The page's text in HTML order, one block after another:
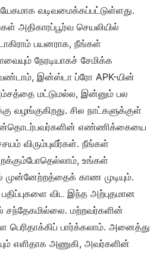
வடிவமைக்கப்பட்டுள்ளது.
அதிகாரப்பூர்வ செயலியில்
பயனராக, நீங்கள்
நேரடியாகச் சேமிக்க
இன்ஸ்டா ப்ரோ APK-யின்
மட்டுமல்ல, இன்னும் பல
வழங்குகிறது. சில நாட்களுக்குள்
எண்ணிக்கையை
விரும்புவீர்கள். நீங்கள்
உங்கள்
காண முடியும்.
விட இந்த அற்புதமான
சந்தேகமில்லை. மற்றவர்களின்
பெரிதாக்கிப் பார்க்கலாம். அனைத்து
எளிதாக அணுகி, அவர்களின்